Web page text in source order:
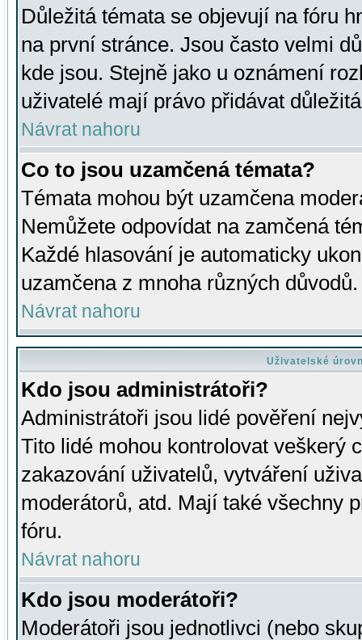
Důležitá témata se objevují na fóru
na první stránce. Jsou často velmi
kde jsou. Stejně jako u oznámení
uživatelé mají právo přidávat
Návrat nahoru
Co to jsou uzamčená témata?
Témata mohou být uzamčena
Nemůžete odpovídat na zamčená
Každé hlasování je automaticky
uzamčena z mnoha různých důvodů.
Návrat nahoru
Uživatelské
Kdo jsou administrátoři?
Administrátoři jsou lidé pověření
Tito lidé mohou kontrolovat veškerý
zakazování uživatelů, vytváření
moderátorů, atd. Mají také všechny
fóru.
Návrat nahoru
Kdo jsou moderátoři?
Moderátoři jsou jednotlivci (nebo